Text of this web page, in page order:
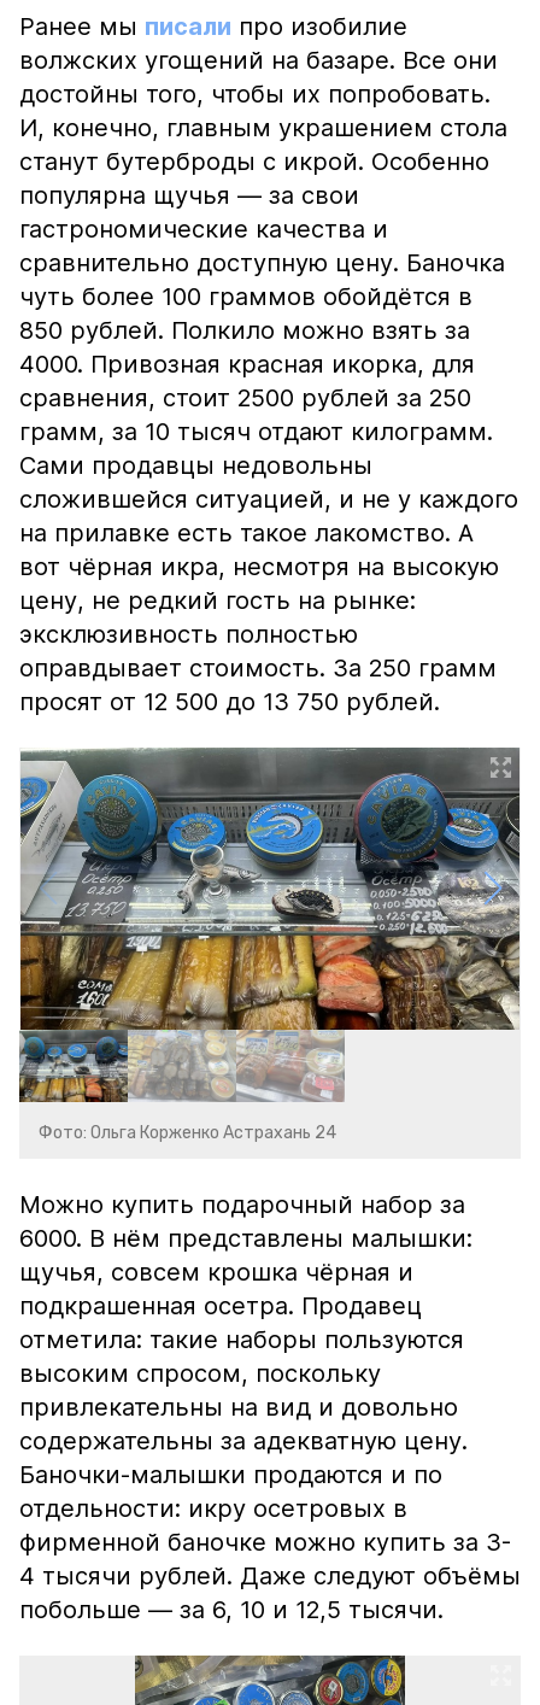
Ранее мы писали про изобилие
волжских угощений на базаре. Все они
достойны того, чтобы их попробовать.
И, конечно, главным украшением стола
станут бутерброды с икрой. Особенно
популярна щучья — за свои
гастрономические качества и
сравнительно доступную цену. Баночка
чуть более 100 граммов обойдётся в
850 рублей. Полкило можно взять за
4000. Привозная красная икорка, для
сравнения, стоит 2500 рублей за 250
грамм, за 10 тысяч отдают килограмм.
Сами продавцы недовольны
сложившейся ситуацией, и не у каждого
на прилавке есть такое лакомство. А
вот чёрная икра, несмотря на высокую
цену, не редкий гость на рынке:
эксклюзивность полностью
оправдывает стоимость. За 250 грамм
просят от 12 500 до 13 750 рублей.
Фото: Ольга Корженко Астрахань 24
Можно купить подарочный набор за
6000. В нём представлены малышки:
щучья, совсем крошка чёрная и
подкрашенная осетра. Продавец
отметила: такие наборы пользуются
высоким спросом, поскольку
привлекательны на вид и довольно
содержательны за адекватную цену.
Баночки-малышки продаются и по
отдельности: икру осетровых в
фирменной баночке можно купить за 3-
4 тысячи рублей. Даже следуют объёмы
побольше — за 6, 10 и 12,5 тысячи.